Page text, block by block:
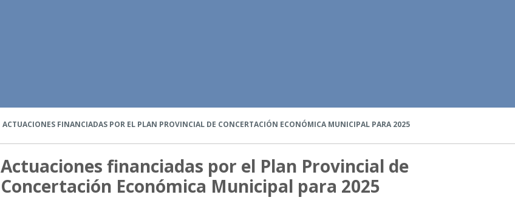
ACTUACIONES FINANCIADAS POR EL PLAN PROVINCIAL DE CONCERTACIÓN ECONÓMICA MUNICIPAL PARA 2025
Actuaciones financiadas por el Plan Provincial de
Concertación Económica Municipal para 2025